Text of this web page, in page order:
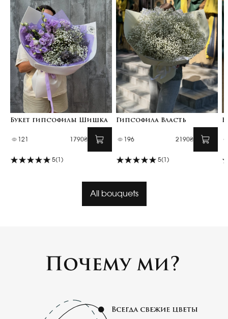
Букет гипсофилы Шишка
121 1790₴
5(1)
Гипсофила Власть
196 2190₴
5(1)
All bouquets